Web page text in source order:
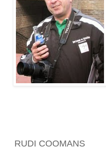
RUDI COOMANS